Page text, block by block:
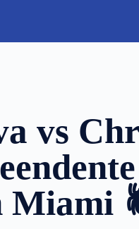
vs
Miami